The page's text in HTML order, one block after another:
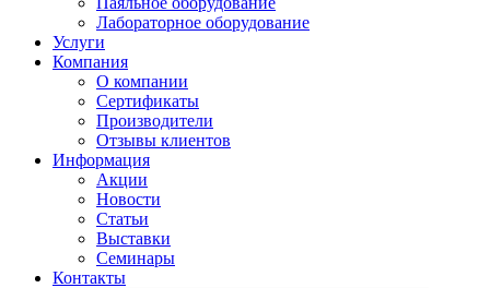
Лабораторное оборудование
Услуги
Компания
О компании
Сертификаты
Производители
Отзывы клиентов
Информация
Акции
Новости
Статьи
Выставки
Семинары
Контакты